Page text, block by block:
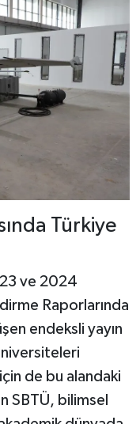
Türkiye
ve 2024
Raporlarında
endeksli yayın
de bu alandaki
SBTÜ, bilimsel